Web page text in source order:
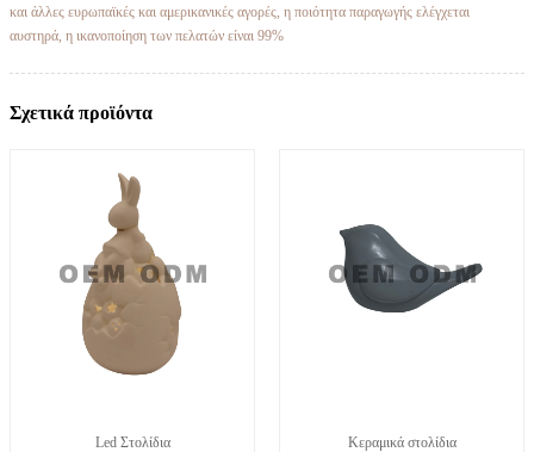
και άλλες ευρωπαϊκές και αμερικανικές αγορές, η ποιότητα παραγωγής ελέγχεται
αυστηρά, η ικανοποίηση των πελατών είναι 99%
Σχετικά προϊόντα
Led Στολίδια Κεραμικά στολίδια